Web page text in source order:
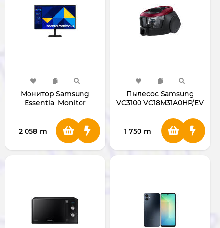
Монитор Samsung
Essential Monitor
LS27D300GAMXUE
2 058 m
Пылесос Samsung
VC3100 VC18M31A0HP/EV
1 750 m